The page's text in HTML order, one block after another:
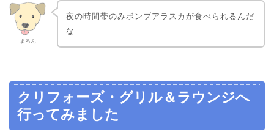
まろん
夜の時間帯のみボンブアラスカが食べられるんだ
な
クリフォーズ・グリル＆ラウンジへ
行ってみました